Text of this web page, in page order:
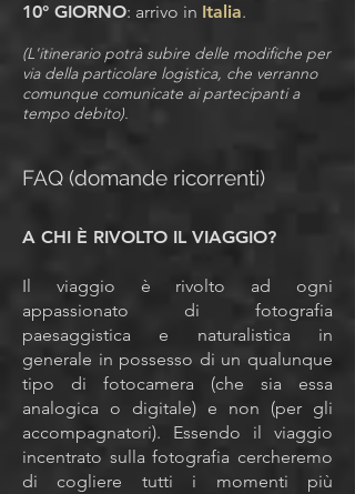
10° GIORNO: arrivo in Italia.
(L'itinerario potrà subire delle modifiche per
via della particolare logistica, che verranno
comunque comunicate ai partecipanti a
tempo debito).
FAQ (domande ricorrenti)
A CHI È RIVOLTO IL VIAGGIO?
Il viaggio è rivolto ad ogni
appassionato di fotografia
paesaggistica e naturalistica in
generale in possesso di un qualunque
tipo di fotocamera (che sia essa
analogica o digitale) e non (per gli
accompagnatori). Essendo il viaggio
incentrato sulla fotografia cercheremo
di cogliere tutti i momenti più